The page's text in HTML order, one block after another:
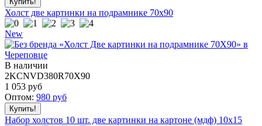
Холст две картинки на подрамнике 70x90
New
В наличии
2KCNVD380R70X90
1 053 руб
Оптом: 980 руб
Набор холстов 10 шт. две картинки на картоне (мдф) 10x15